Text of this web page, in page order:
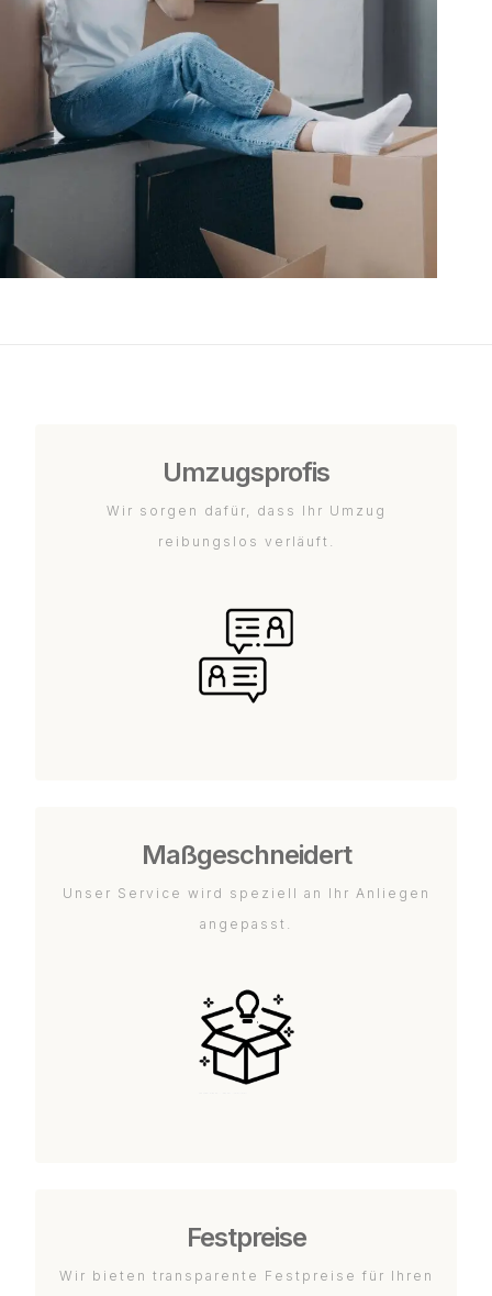
Umzugsprofis
Wir sorgen dafür, dass Ihr Umzug
reibungslos verläuft.
Maßgeschneidert
Unser Service wird speziell an Ihr Anliegen
angepasst.
Festpreise
Wir bieten transparente Festpreise für Ihren